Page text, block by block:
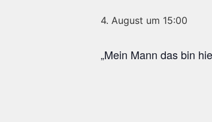
4. August um 15:00
„Mein Mann das bin